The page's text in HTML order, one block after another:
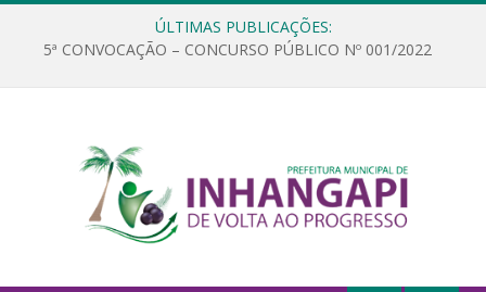
ÚLTIMAS PUBLICAÇÕES:
5ª CONVOCAÇÃO – CONCURSO PÚBLICO Nº 001/2022